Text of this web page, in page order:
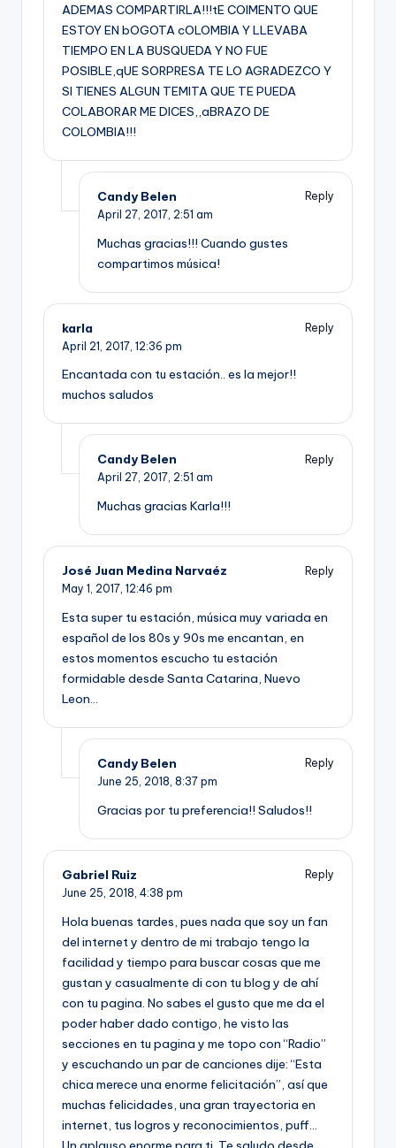
ADEMAS COMPARTIRLA!!!tE COIMENTO QUE
ESTOY EN bOGOTA cOLOMBIA Y LLEVABA
TIEMPO EN LA BUSQUEDA Y NO FUE
POSIBLE,qUE SORPRESA TE LO AGRADEZCO Y
SI TIENES ALGUN TEMITA QUE TE PUEDA
COLABORAR ME DICES,,aBRAZO DE
COLOMBIA!!!
Candy Belen
Reply
April 27, 2017, 2:51 am
Muchas gracias!!! Cuando gustes
compartimos música!
karla
Reply
April 21, 2017, 12:36 pm
Encantada con tu estación.. es la mejor!!
muchos saludos
Candy Belen
Reply
April 27, 2017, 2:51 am
Muchas gracias Karla!!!
José Juan Medina Narvaéz
Reply
May 1, 2017, 12:46 pm
Esta super tu estación, música muy variada en
español de los 80s y 90s me encantan, en
estos momentos escucho tu estación
formidable desde Santa Catarina, Nuevo
Leon…
Candy Belen
Reply
June 25, 2018, 8:37 pm
Gracias por tu preferencia!! Saludos!!
Gabriel Ruiz
Reply
June 25, 2018, 4:38 pm
Hola buenas tardes, pues nada que soy un fan
del internet y dentro de mi trabajo tengo la
facilidad y tiempo para buscar cosas que me
gustan y casualmente di con tu blog y de ahí
con tu pagina. No sabes el gusto que me da el
poder haber dado contigo, he visto las
secciones en tu pagina y me topo con “Radio”
y escuchando un par de canciones dije: “Esta
chica merece una enorme felicitación”, así que
muchas felicidades, una gran trayectoria en
internet, tus logros y reconocimientos, puff…